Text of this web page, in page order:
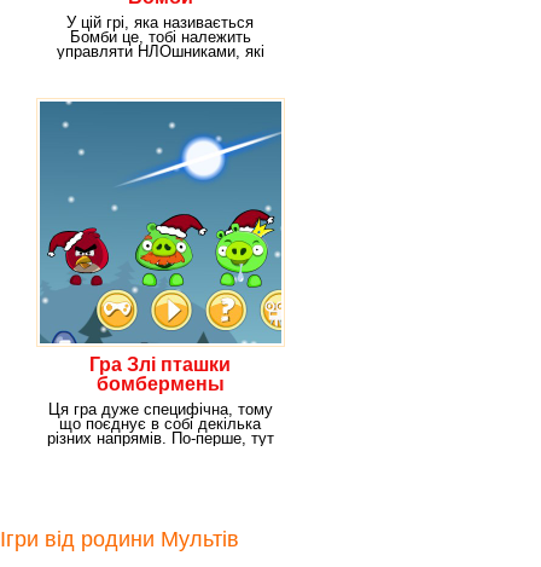
У цій грі, яка називається
Бомби це, тобі належить
управляти НЛОшниками, які
Гра Злі пташки
бомбермены
Ця гра дуже специфічна, тому
що поєднує в собі декілька
різних напрямів. По-перше, тут
Ігри від родини Мультів